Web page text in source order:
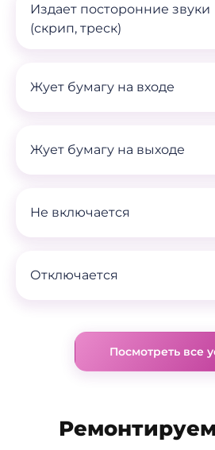
Издает посторонние звуки
(скрип, треск)
Жует бумагу на входе
Жует бумагу на выходе
Не включается
Отключается
Посмотреть все